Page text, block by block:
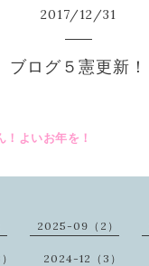
2017/12/31
ブログ５憲更新！
よいお年を！
2025-09（2）
2024-12（3）